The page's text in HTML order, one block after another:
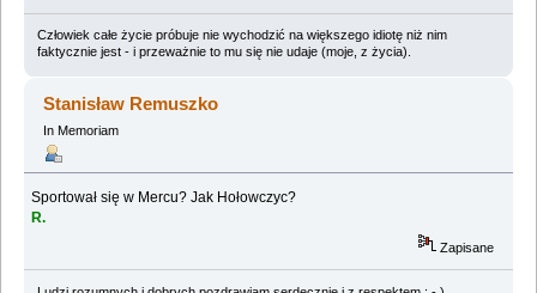
Człowiek całe życie próbuje nie wychodzić na większego idiotę niż nim
faktycznie jest - i przeważnie to mu się nie udaje (moje, z życia).
Stanisław Remuszko
In Memoriam
Sportował się w Mercu? Jak Hołowczyc?
R.
Zapisane